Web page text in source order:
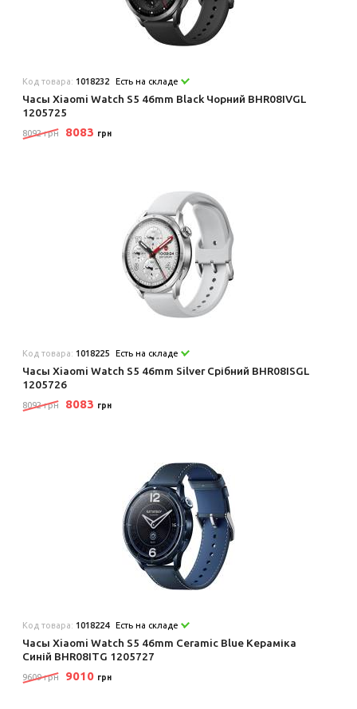
Код товара: 1018232 Есть на складе
Часы Xiaomi Watch S5 46mm Black Чорний BHR08IVGL
1205725
8092 грн 8083 грн
Код товара: 1018225 Есть на складе
Часы Xiaomi Watch S5 46mm Silver Срібний BHR08ISGL
1205726
8092 грн 8083 грн
Код товара: 1018224 Есть на складе
Часы Xiaomi Watch S5 46mm Ceramic Blue Кераміка
Синій BHR08ITG 1205727
9609 грн 9010 грн